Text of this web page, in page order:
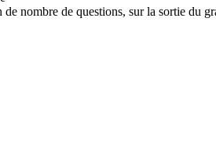
nombre de questions, sur la sortie du